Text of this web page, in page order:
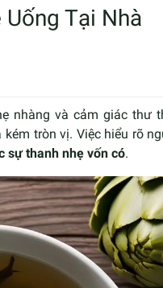
Tại Nhà
nhàng và cảm giác thư
tròn vị. Việc hiểu rõ
sự thanh nhẹ vốn có.